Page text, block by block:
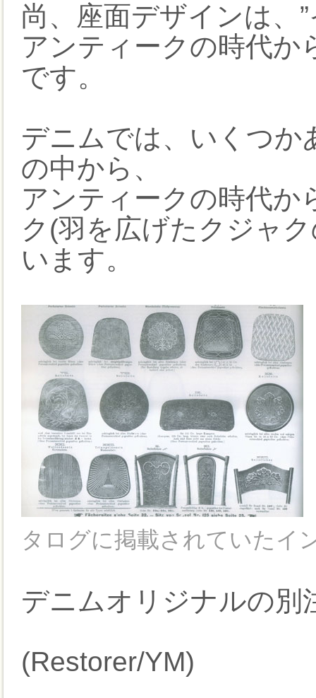
尚、座面デザインは、
アンティークの時代か
です。
デニムでは、いくつ
の中から、
アンティークの時代か
ク(羽を広げたクジャ
います。
タログに掲載されていたイ
デニムオリジナルの別
(Restorer/YM)